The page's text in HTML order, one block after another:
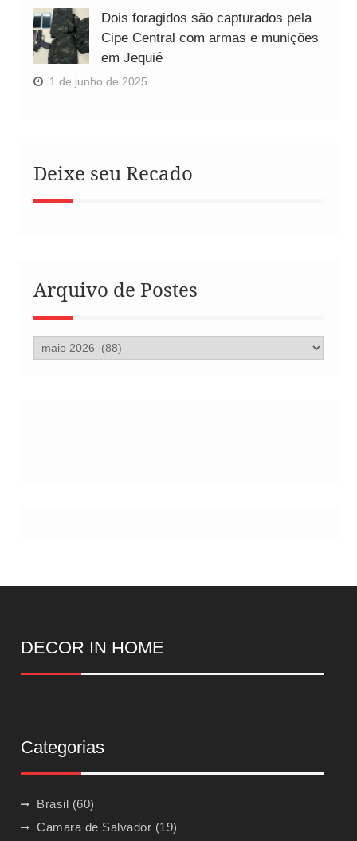
Dois foragidos são capturados pela
Cipe Central com armas e munições
em Jequié
1 de junho de 2025
Deixe seu Recado
Arquivo de Postes
Arquivo
de
DECOR IN HOME
Categorias
Brasil (60)
Camara de Salvador (19)